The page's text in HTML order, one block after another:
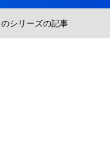
シリーズの記事